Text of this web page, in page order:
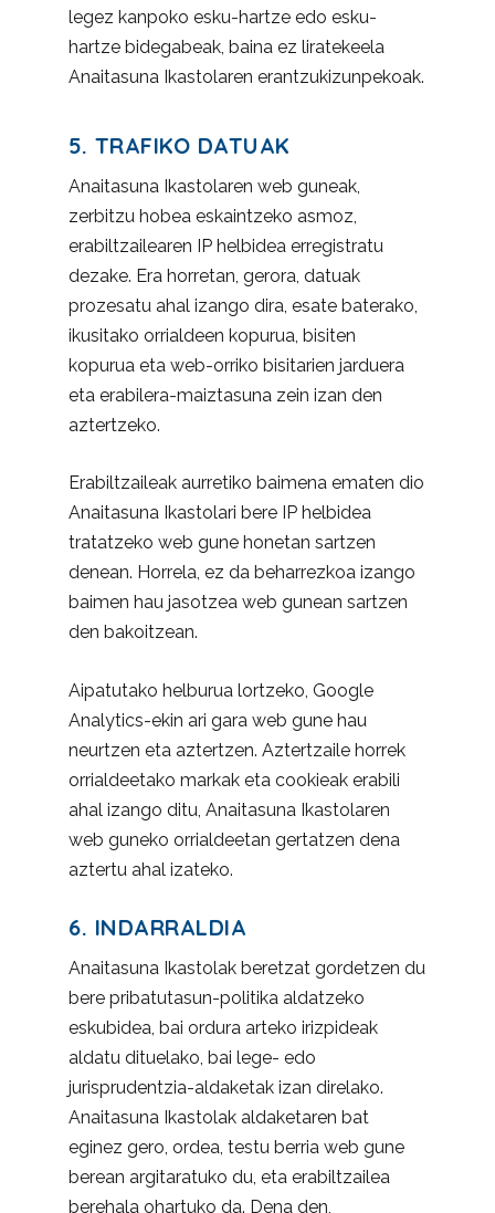
legez kanpoko esku-hartze edo esku-
hartze bidegabeak, baina ez liratekeela
Anaitasuna Ikastolaren erantzukizunpekoak.
5. TRAFIKO DATUAK
Anaitasuna Ikastolaren web guneak,
zerbitzu hobea eskaintzeko asmoz,
erabiltzailearen IP helbidea erregistratu
dezake. Era horretan, gerora, datuak
prozesatu ahal izango dira, esate baterako,
ikusitako orrialdeen kopurua, bisiten
kopurua eta web-orriko bisitarien jarduera
eta erabilera-maiztasuna zein izan den
aztertzeko.
Erabiltzaileak aurretiko baimena ematen dio
Anaitasuna Ikastolari bere IP helbidea
tratatzeko web gune honetan sartzen
denean. Horrela, ez da beharrezkoa izango
baimen hau jasotzea web gunean sartzen
den bakoitzean.
Aipatutako helburua lortzeko, Google
Analytics-ekin ari gara web gune hau
neurtzen eta aztertzen. Aztertzaile horrek
orrialdeetako markak eta cookieak erabili
ahal izango ditu, Anaitasuna Ikastolaren
web guneko orrialdeetan gertatzen dena
aztertu ahal izateko.
6. INDARRALDIA
Anaitasuna Ikastolak beretzat gordetzen du
bere pribatutasun-politika aldatzeko
eskubidea, bai ordura arteko irizpideak
aldatu dituelako, bai lege- edo
jurisprudentzia-aldaketak izan direlako.
Anaitasuna Ikastolak aldaketaren bat
eginez gero, ordea, testu berria web gune
berean argitaratuko du, eta erabiltzailea
berehala ohartuko da. Dena den,